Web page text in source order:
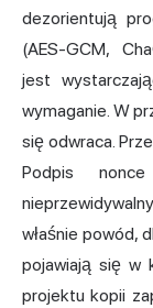
dezorientują
(AES-GCM,
jest
wymaganie. W
się odwraca.
Podpis
właśnie powód,
pojawiają się w
projektu kopii